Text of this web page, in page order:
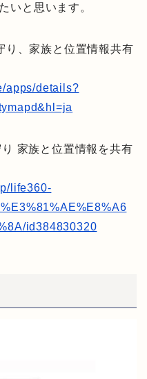
いと思います。
り、家族と位置情報共有
apps/details?
家族と位置情報を共有
life360-
id384830320